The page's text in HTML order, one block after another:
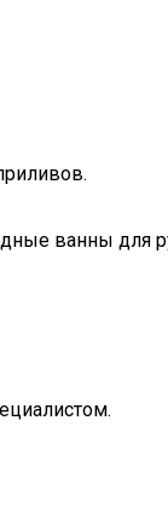
ванны для